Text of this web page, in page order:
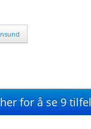
for å se 9